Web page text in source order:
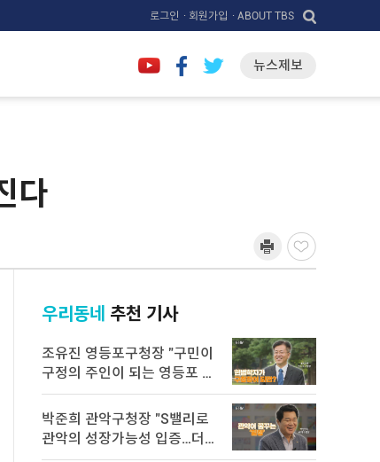
로그인 · 회원가입 · ABOUT TBS
뉴스제보
다
우리동네 추천 기사
조유진 영등포구청장 "구민이
구정의 주인이 되는 영등포 만
들 ...
박준희 관악구청장 "S밸리로
관악의 성장가능성 입증…더욱
속 ...